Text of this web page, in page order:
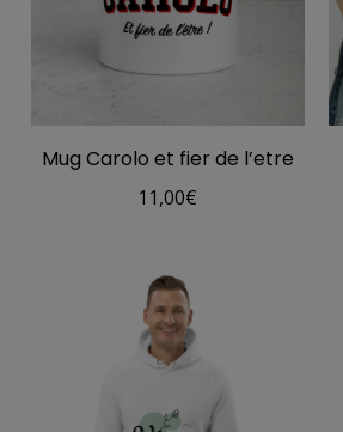
Mug Carolo et fier de l’etre
11,00€